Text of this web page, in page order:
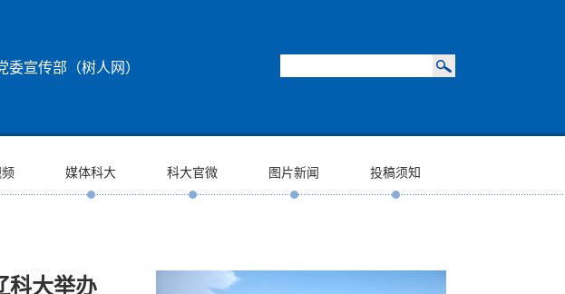
委宣传部（树人网）
媒体科大 科大官微 图片新闻 投稿须知
科大举办